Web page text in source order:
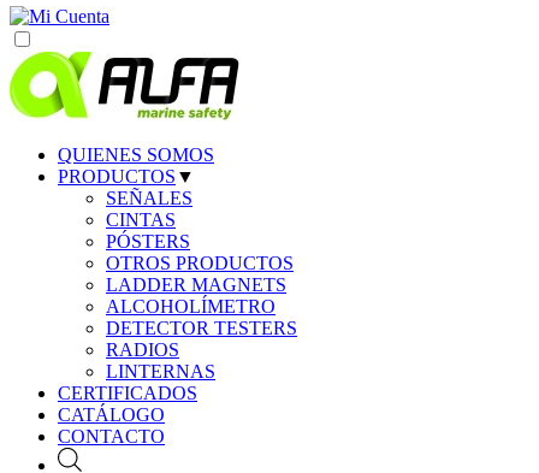
QUIENES SOMOS
PRODUCTOS ▼
SEÑALES
CINTAS
PÓSTERS
OTROS PRODUCTOS
LADDER MAGNETS
ALCOHOLÍMETRO
DETECTOR TESTERS
RADIOS
LINTERNAS
CERTIFICADOS
CATÁLOGO
CONTACTO